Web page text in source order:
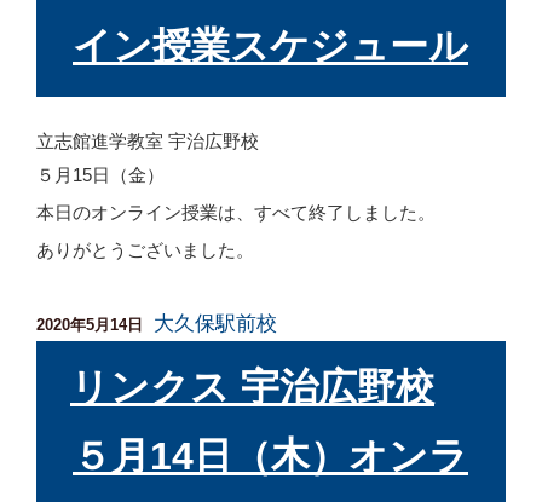
イン授業スケジュール
立志館進学教室 宇治広野校
５月15日（金）
本日のオンライン授業は、すべて終了しました。
ありがとうございました。
投
2020年5月14日 大久保駅前校
リンクス 宇治広野校
５月14日（木）オンラ